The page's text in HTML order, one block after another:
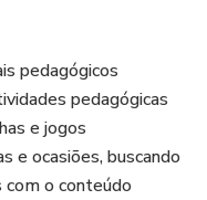
pedagógicos
pedagógicas
e jogos
e ocasiões, buscando
o conteúdo